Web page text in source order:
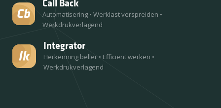
Call Back
Automatisering • Werklast verspreiden •
Werkdrukverlagend
Integrator
Herkenning beller • Efficiënt werken •
Werkdrukverlagend